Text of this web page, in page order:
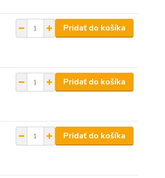
Pridať do košíka
Pridať do košíka
Pridať do košíka